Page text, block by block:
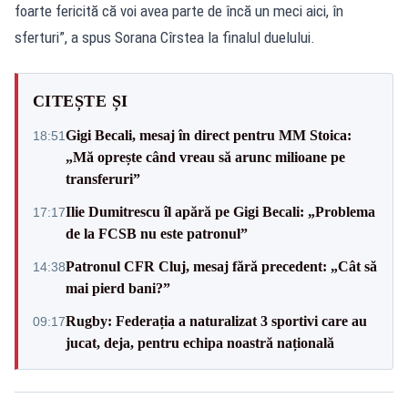
foarte fericită că voi avea parte de încă un meci aici, în
sferturi”, a spus Sorana Cîrstea la finalul duelului.
CITEȘTE ȘI
18:51Gigi Becali, mesaj în direct pentru MM Stoica:
„Mă oprește când vreau să arunc milioane pe
transferuri”
17:17Ilie Dumitrescu îl apără pe Gigi Becali: „Problema
de la FCSB nu este patronul”
14:38Patronul CFR Cluj, mesaj fără precedent: „Cât să
mai pierd bani?”
09:17Rugby: Federația a naturalizat 3 sportivi care au
jucat, deja, pentru echipa noastră națională